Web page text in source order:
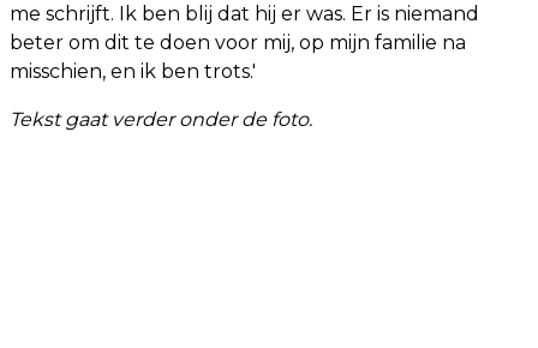
me schrijft. Ik ben blij dat hij er was. Er is niemand
beter om dit te doen voor mij, op mijn familie na
misschien, en ik ben trots.'
Tekst gaat verder onder de foto.